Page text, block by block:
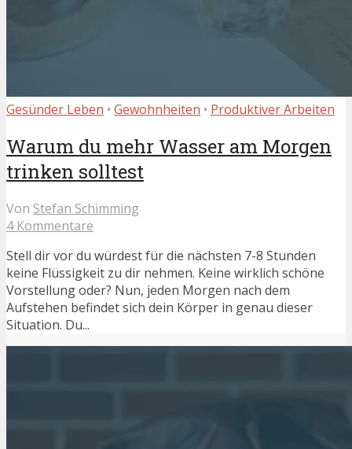
Gesünder Leben • Gewohnheiten • Produktiver Arbeiten
Warum du mehr Wasser am Morgen
trinken solltest
Von Stefan Schimming
4 Kommentare
Stell dir vor du würdest für die nächsten 7-8 Stunden
keine Flüssigkeit zu dir nehmen. Keine wirklich schöne
Vorstellung oder? Nun, jeden Morgen nach dem
Aufstehen befindet sich dein Körper in genau dieser
Situation. Du...